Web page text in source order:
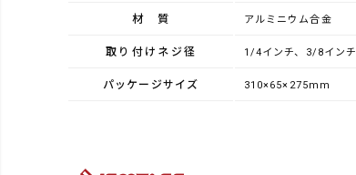
材質 アルミニウム合金
取り付けネジ径 1/4インチ、3/8インチ
パッケージサイズ 310×65×275mm